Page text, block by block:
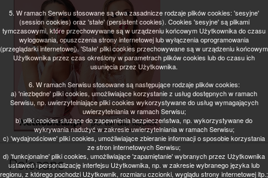
Polecane
5. W ramach Serwisu stosowane są dwa zasadnicze rodzaje plików cookies: 'sesyjne'
(session cookies) oraz 'stałe' (persistent cookies). Cookies 'sesyjne' są plikami
tymczasowymi, które przechowywane są w urządzeniu końcowym Użytkownika do czasu
wylogowania, opuszczenia strony internetowej lub wyłączenia oprogramowania
(przeglądarki internetowej). 'Stałe' pliki cookies przechowywane są w urządzeniu końcowym
Użytkownika przez czas określony w parametrach plików cookies lub do czasu ich
usunięcia przez Użytkownika.
6. W ramach Serwisu stosowane są następujące rodzaje plików cookies:
a) 'niezbędne' pliki cookies, umożliwiające korzystanie z usług dostępnych w ramach
Serwisu, np. uwierzytelniające pliki cookies wykorzystywane do usług wymagających
uwierzytelniania w ramach Serwisu;
b) pliki cookies służące do zapewnienia bezpieczeństwa, np. wykorzystywane do
wykrywania nadużyć w zakresie uwierzytelniania w ramach Serwisu;
c) 'wydajnościowe' pliki cookies, umożliwiające zbieranie informacji o sposobie korzystania
ze stron internetowych Serwisu;
d) 'funkcjonalne' pliki cookies, umożliwiające 'zapamiętanie' wybranych przez Użytkownika
ustawień i personalizację interfejsu Użytkownika, np. w zakresie wybranego języka lub
regionu, z którego pochodzi Użytkownik, rozmiaru czcionki, wyglądu strony internetowej itp.;